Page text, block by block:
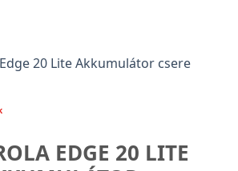
EDGE 20 LITE